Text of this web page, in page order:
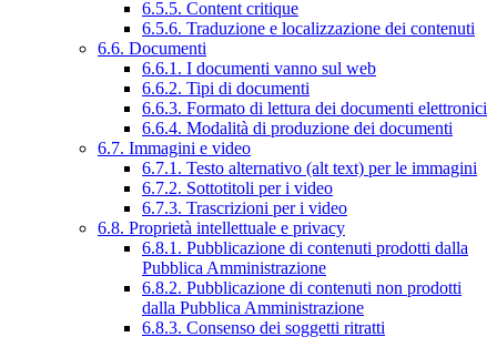
6.5.5. Content critique
6.5.6. Traduzione e localizzazione dei contenuti
6.6. Documenti
6.6.1. I documenti vanno sul web
6.6.2. Tipi di documenti
6.6.3. Formato di lettura dei documenti elettronici
6.6.4. Modalità di produzione dei documenti
6.7. Immagini e video
6.7.1. Testo alternativo (alt text) per le immagini
6.7.2. Sottotitoli per i video
6.7.3. Trascrizioni per i video
6.8. Proprietà intellettuale e privacy
6.8.1. Pubblicazione di contenuti prodotti dalla
Pubblica Amministrazione
6.8.2. Pubblicazione di contenuti non prodotti
dalla Pubblica Amministrazione
6.8.3. Consenso dei soggetti ritratti